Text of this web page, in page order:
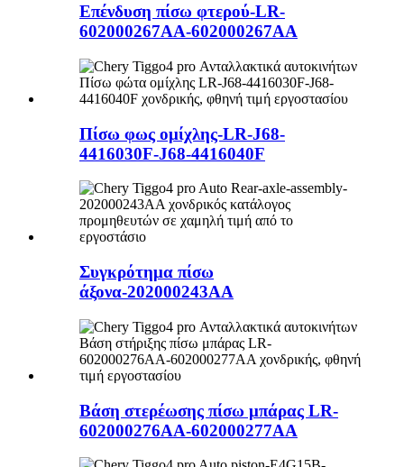
Επένδυση πίσω φτερού-LR-
602000267AA-602000267AA
Πίσω φως ομίχλης-LR-J68-
4416030F-J68-4416040F
Συγκρότημα πίσω
άξονα-202000243AA
Βάση στερέωσης πίσω μπάρας LR-
602000276AA-602000277AA